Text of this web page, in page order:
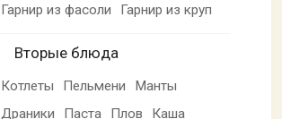
Гарнир из фасоли
Гарнир из круп
Вторые блюда
Котлеты Пельмени
Манты
Драники
Паста Плов
Каша